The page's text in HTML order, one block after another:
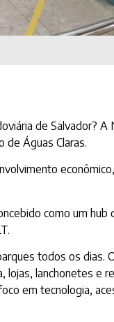
de Salvador? A
de Águas Claras.
como um hub
todos os dias.
lojas, lanchonetes e
em tecnologia,